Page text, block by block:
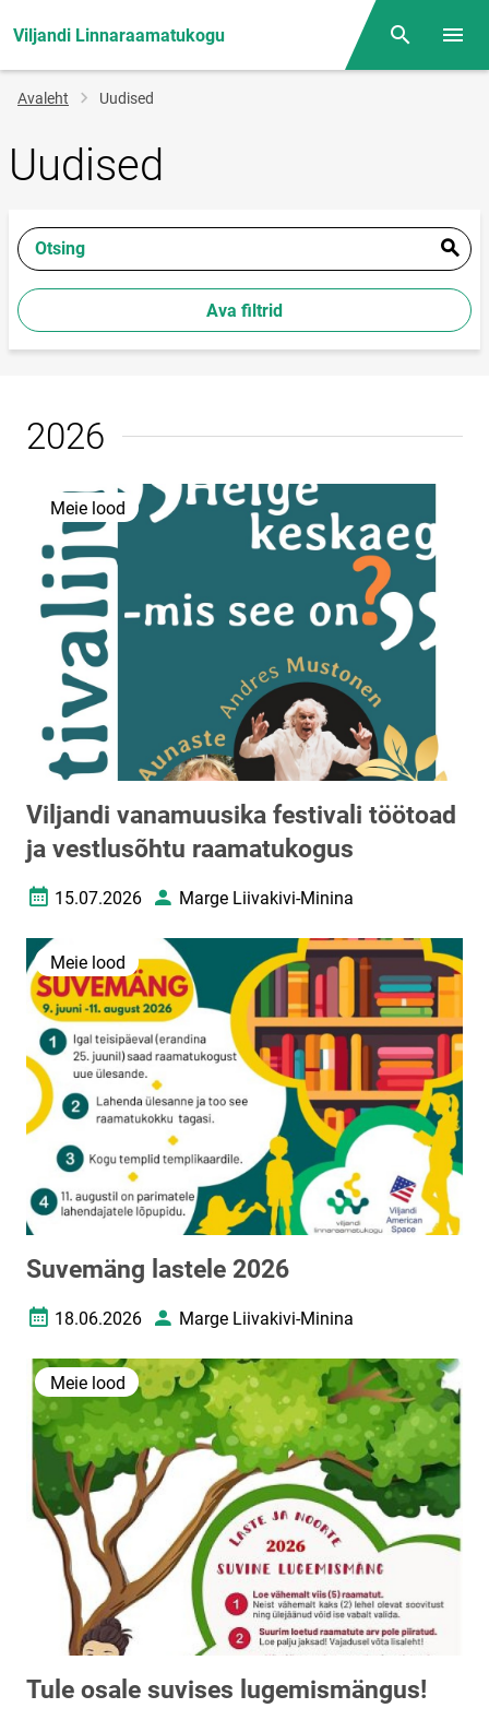
Viljandi Linnaraamatukogu Otsing
Jälglink
Avaleht Uudised
Uudised
Otsing
Ava filtrid
2026
Meie lood
Viljandi vanamuusika festivali töötoad
ja vestlusõhtu raamatukogus
Loomise kuupäev
15.07.2026 AutorMarge Liivakivi-Minina
Meie lood
Suvemäng lastele 2026
Loomise kuupäev
18.06.2026 AutorMarge Liivakivi-Minina
Meie lood
Tule osale suvises lugemismängus!